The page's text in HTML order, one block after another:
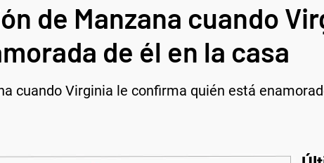
de Manzana cuando
de él en la casa
cuando Virginia le confirma quién está